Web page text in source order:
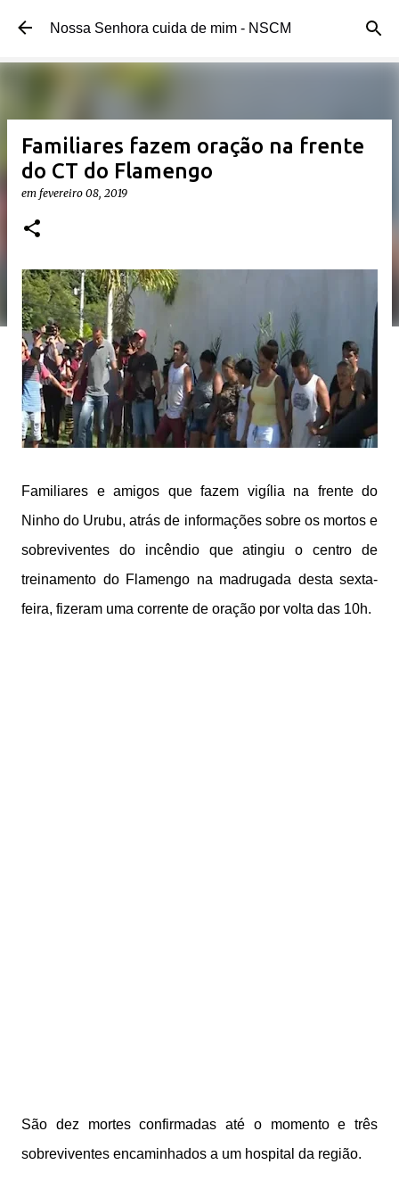
Pular para o conteúdo principal
Nossa Senhora cuida de mim - NSCM
Familiares fazem oração na frente
do CT do Flamengo
em fevereiro 08, 2019
Familiares e amigos que fazem vigília na frente do
Ninho do Urubu, atrás de informações sobre os mortos e
sobreviventes do incêndio que atingiu o centro de
treinamento do Flamengo na madrugada desta sexta-
feira, fizeram uma corrente de oração por volta das 10h.
São dez mortes confirmadas até o momento e três
sobreviventes encaminhados a um hospital da região.